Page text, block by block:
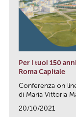
Per i tuoi 150
Roma Capitale
Conferenza on
di Maria Vittoria
20/10/2021